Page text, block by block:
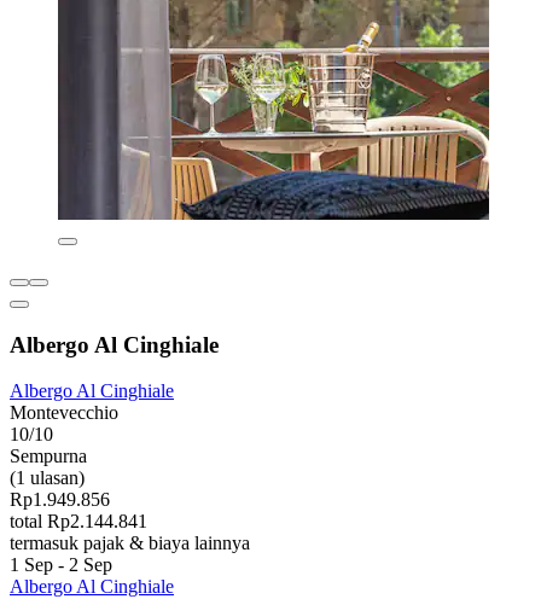
Albergo Al Cinghiale
Albergo Al Cinghiale
Montevecchio
10/10
Sempurna
(1 ulasan)
Rp1.949.856
total Rp2.144.841
termasuk pajak & biaya lainnya
1 Sep - 2 Sep
Albergo Al Cinghiale